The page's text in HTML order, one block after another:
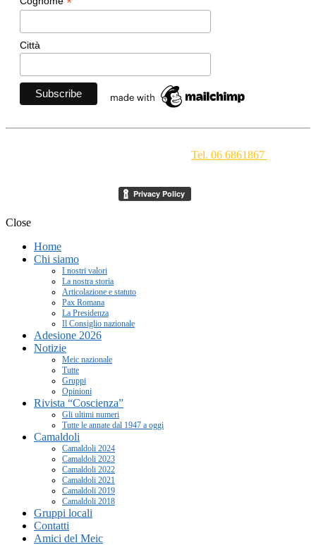
Città
Tel. 06 6861867
Close
Home
Chi siamo
I nostri valori
La nostra storia
Articolazione e statuto
Pax Romana
La Presidenza
Il Consiglio nazionale
Adesione 2026
Notizie
Meic nazionale
Tutte
Gruppi
Opinioni
Rivista “Coscienza”
Gli ultimi numeri
Tutte le annate dal 1947 a oggi
Camaldoli
Camaldoli 2024
Camaldoli 2023
Camaldoli 2022
Camaldoli 2021
Camaldoli 2019
Camaldoli 2018
Gruppi locali
Contatti
Amici del Meic